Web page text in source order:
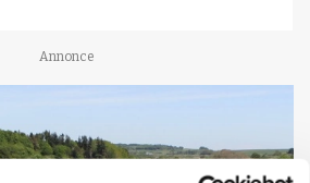
Annonce